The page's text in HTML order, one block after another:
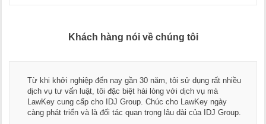
Khách hàng nói về chúng tôi
Thay mặt Công ty Dương Cafe, tôi xin chân thành cảm ơn đội
ngũ luật sư, kế toán của LawKey. Thực sự yên tâm khi sử
dụng dịch vụ tư vấn pháp luật và kế toán thuế bên các bạn.
Chúc các bạn phát triển hơn, phục vụ tốt hơn cho cộng đồng